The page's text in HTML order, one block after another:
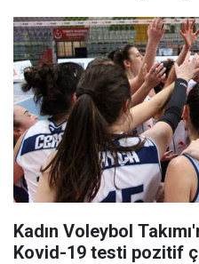
Kadın Voleybol
Kovid-19 testi pozitif